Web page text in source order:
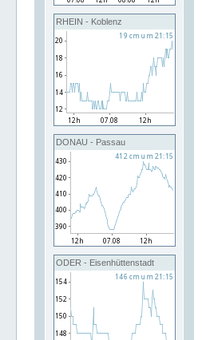
RHEIN - Koblenz
DONAU - Passau
ODER - Eisenhüttenstadt